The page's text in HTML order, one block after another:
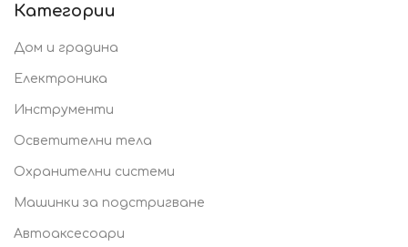
Категории
Дом и градина
Електроника
Инструменти
Осветителни тела
Охранителни системи
Машинки за подстригване
Автоаксесоари